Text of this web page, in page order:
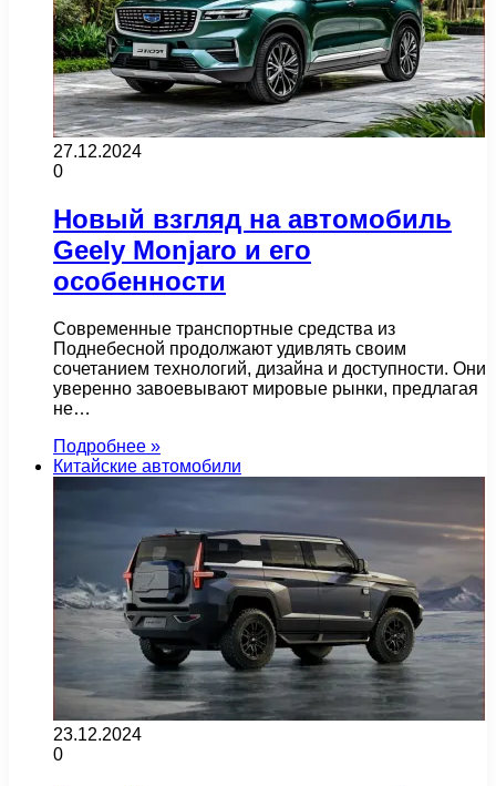
27.12.2024
0
Новый взгляд на автомобиль
Geely Monjaro и его
особенности
Современные транспортные средства из
Поднебесной продолжают удивлять своим
сочетанием технологий, дизайна и доступности. Они
уверенно завоевывают мировые рынки, предлагая
не…
Подробнее »
Китайские автомобили
23.12.2024
0